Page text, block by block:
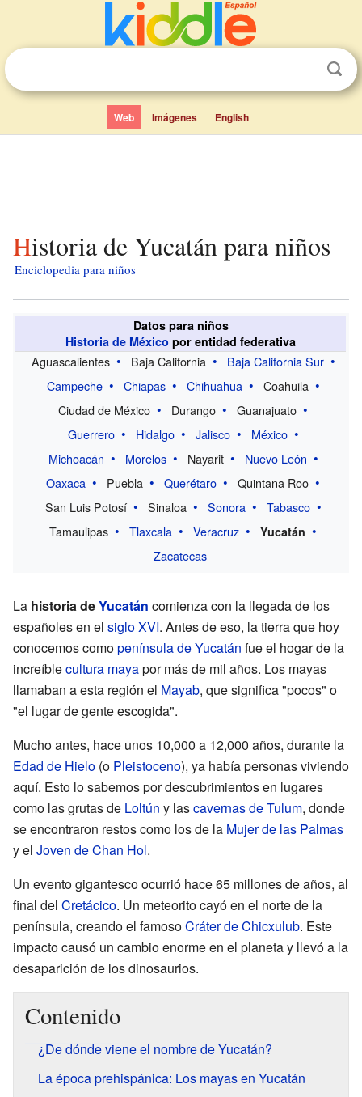
Web Imágenes English
Historia de Yucatán para niños
Enciclopedia para niños
Datos para niños
Historia de México por entidad federativa
Aguascalientes Baja California
Baja California Sur
Campeche
Chiapas Chihuahua
Coahuila
Ciudad de México
Durango
Guanajuato
Guerrero
Hidalgo Jalisco
México
Michoacán
Morelos Nayarit
Nuevo León
Oaxaca
Puebla Querétaro
Quintana Roo
San Luis Potosí
Sinaloa Sonora
Tabasco
Tamaulipas
Tlaxcala Veracruz Yucatán
Zacatecas
La historia deYucatán comienza con la llegada de los
españoles en el siglo XVI. Antes de eso, la tierra que hoy
conocemos comopenínsula de Yucatán fue el hogar de la
increíblecultura mayapor más de mil años. Los mayas
llamaban a esta región el Mayab, que significa "pocos" o
"el lugar de gente escogida".
Mucho antes, hace unos 10,000 a 12,000 años, durante la
Edad de Hielo (o Pleistoceno), ya había personas viviendo
aquí. Esto lo sabemos por descubrimientos en lugares
como las grutas de Loltún y lascavernas de Tulum, donde
se encontraron restos como los de la Mujer de las Palmas
y el Joven de Chan Hol.
Un evento gigantesco ocurrió hace 65 millones de años, al
final del Cretácico. Un meteorito cayó en el norte de la
península, creando el famosoCráter de Chicxulub. Este
impacto causó un cambio enorme en el planeta y llevó a la
desaparición de los dinosaurios.
Contenido
¿De dónde viene el nombre de Yucatán?
La época prehispánica: Los mayas en Yucatán